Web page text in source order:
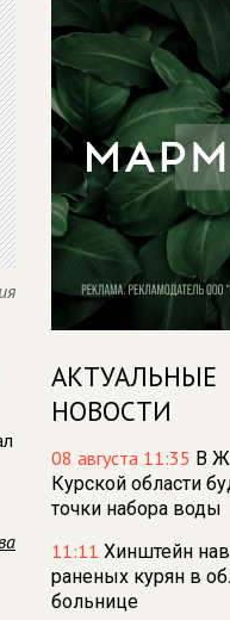
АКТУАЛЬНЫЕ
НОВОСТИ
08 августа 11:35 В
Курской области
точки набора воды
11:11 Хинштейн
раненых курян в
больнице